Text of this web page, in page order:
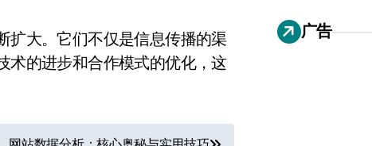
扩大。它们不仅是信息传播的渠
术的进步和合作模式的优化，这
广告